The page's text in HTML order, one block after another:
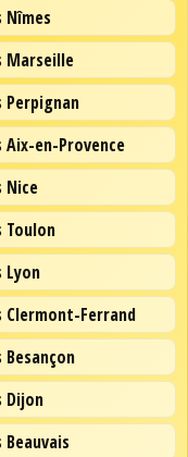
Marseille
en-Provence
Nice
Ferrand
Dijon